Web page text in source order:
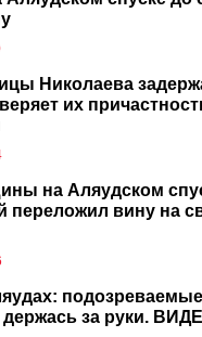
Николаева
их
на Аляудском
переложил вину на
подозреваемые
за руки.